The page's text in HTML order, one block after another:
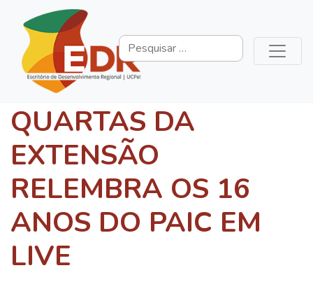
QUARTAS DA
EXTENSÃO
RELEMBRA OS 16
ANOS DO PAIC EM
LIVE